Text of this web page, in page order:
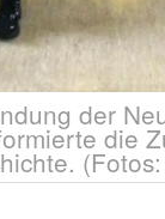
der
die